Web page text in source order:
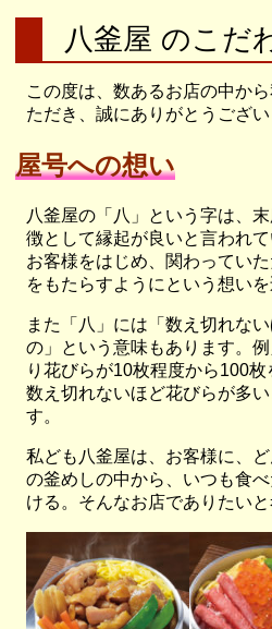
八釜屋 のこだ
この度は、数あるお店の中か
ただき、誠にありがとうござい
屋号への想い
八釜屋の「八」という字は、
徴として縁起が良いと言われて
お客様をはじめ、関わってい
をもたらすようにという想いを
また「八」には「数え切れな
の」という意味もあります。
り花びらが10枚程度から100枚
数え切れないほど花びらが多
す。
私ども八釜屋は、お客様に、
の釜めしの中から、いつも食
ける。そんなお店でありたいと